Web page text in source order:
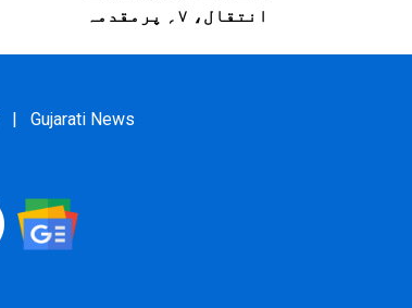
انتقال، ۷؍ پرمقدمہ
| Gujarati News